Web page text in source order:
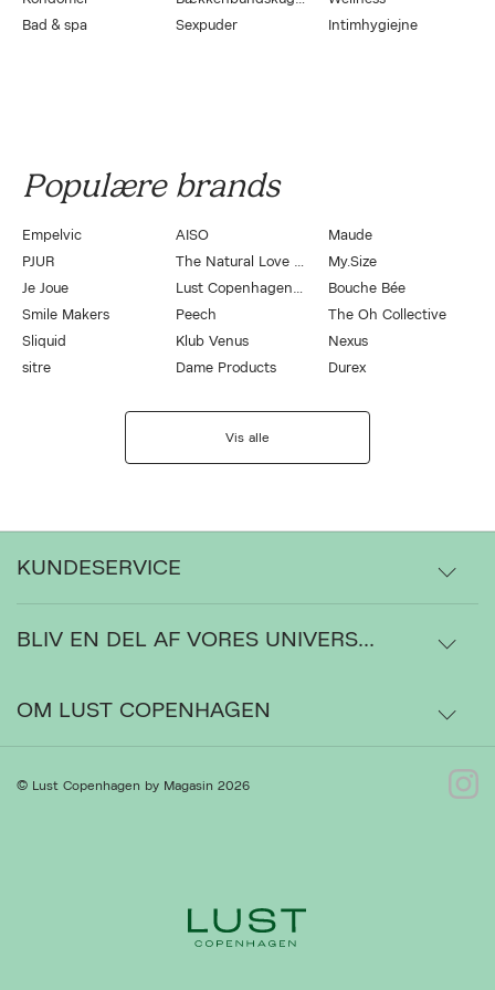
Bad & spa
Sexpuder Intimhygiejne
Populære brands
Empelvic AISO
Maude
PJUR
The Natural Love Company
My.Size
Je Joue
Lust Copenhagen by Magasin
Bouche Bée
Smile Makers
Peech
The Oh Collective
Sliquid
Klub Venus
Nexus
sitre
Dame Products Durex
Vis alle
KUNDESERVICE
Levering
Ordrestatus
Gå til Kundeservice
BLIV EN DEL AF VORES UNIVERS...
OM LUST COPENHAGEN
Om os
© Lust Copenhagen by Magasin 2026